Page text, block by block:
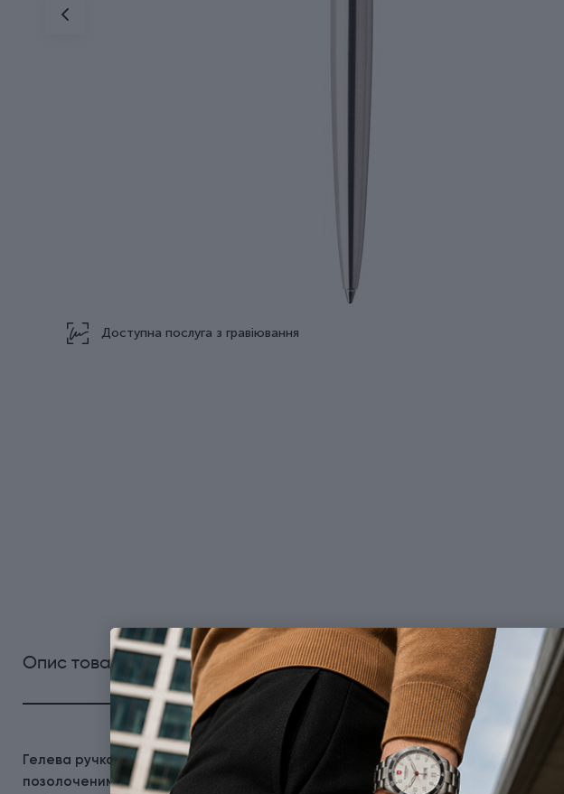
Доступна послуга з гравіювання
Опис товару ХарактеристикиВідгуки 0
Гелева ручка Parker JOTTER Stainless Steel GT - це повністю сталевий, а отже
позолоченим кліпом.Jotter - це по-справжньому культова серія Parker для